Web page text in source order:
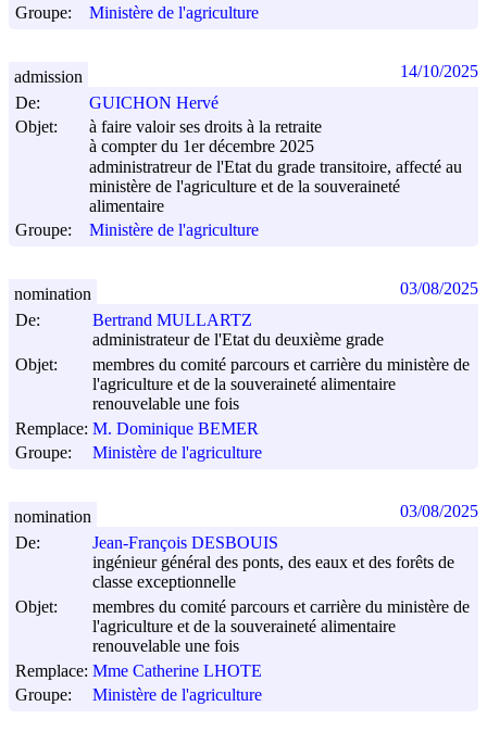
Groupe:
Ministère de l'agriculture
De:
GUICHON Hervé
Objet:
à faire valoir ses droits à la retraite
à compter du 1er décembre 2025
administratreur de l'Etat du grade transitoire, affecté au
ministère de l'agriculture et de la souveraineté
alimentaire
Groupe:
Ministère de l'agriculture
admission 14/10/2025
De:
Bertrand MULLARTZ
administrateur de l'Etat du deuxième grade
Objet:
membres du comité parcours et carrière du ministère de
l'agriculture et de la souveraineté alimentaire
renouvelable une fois
Remplace: M. Dominique BEMER
Groupe:
Ministère de l'agriculture
nomination 03/08/2025
De:
Jean-François DESBOUIS
ingénieur général des ponts, des eaux et des forêts de
classe exceptionnelle
Objet:
membres du comité parcours et carrière du ministère de
l'agriculture et de la souveraineté alimentaire
renouvelable une fois
Remplace: Mme Catherine LHOTE
Groupe:
Ministère de l'agriculture
nomination 03/08/2025